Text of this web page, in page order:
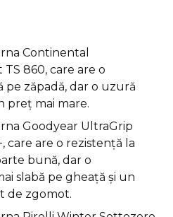
Continental
860, care are o
zăpadă, dar o uzură
preț mai mare.
Goodyear UltraGrip
care are o rezistență la
bună, dar o
slabă pe gheață și un
de zgomot.